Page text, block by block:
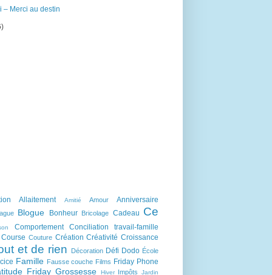
– Merci au destin
Allaitement Amitié Amour Anniversaire
Blogue Bonheur Bricolage Cadeau Ce
Comportement
Conciliation travail-famille
Course Couture Création Créativité Croissance
et de rien Décoration Défi Dodo École
Famille Fausse couche Films Friday Phone
Friday Grossesse Hiver Impôts Jardin